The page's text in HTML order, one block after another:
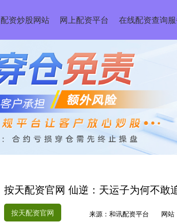
配资炒股网站 网上配资平台 在线配资查询
按天配资官网 仙逆：天运子为何不敢
按天配资官网 来源：和讯配资平台 网站